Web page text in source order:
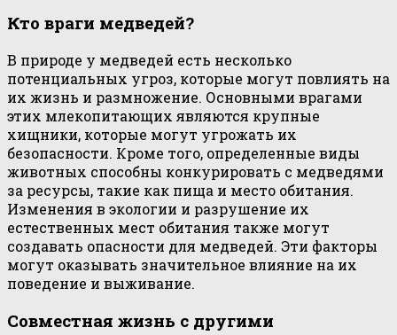
Кто враги медведей?
В природе у медведей есть несколько
потенциальных угроз, которые могут повлиять на
их жизнь и размножение. Основными врагами
этих млекопитающих являются крупные
хищники, которые могут угрожать их
безопасности. Кроме того, определенные виды
животных способны конкурировать с медведями
за ресурсы, такие как пища и место обитания.
Изменения в экологии и разрушение их
естественных мест обитания также могут
создавать опасности для медведей. Эти факторы
могут оказывать значительное влияние на их
поведение и выживание.
Совместная жизнь с другими